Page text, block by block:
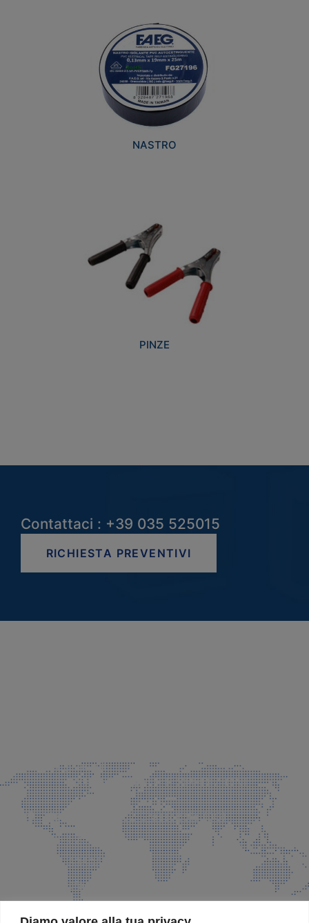
NASTRO
PINZE
Contattaci : +39 035 525015
RICHIESTA PREVENTIVI
info@faeg.it
COMMERCIALE E SPEDIZIONI
Via Padre Elzi, 32 Grassobbio (BG)
035 525015
035 335037
info@faeg.it
SITE MAP